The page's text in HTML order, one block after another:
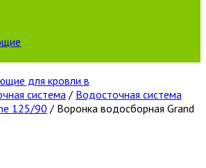
для кровли в
система / Водосточная система
125/90 / Воронка водосборная Grand